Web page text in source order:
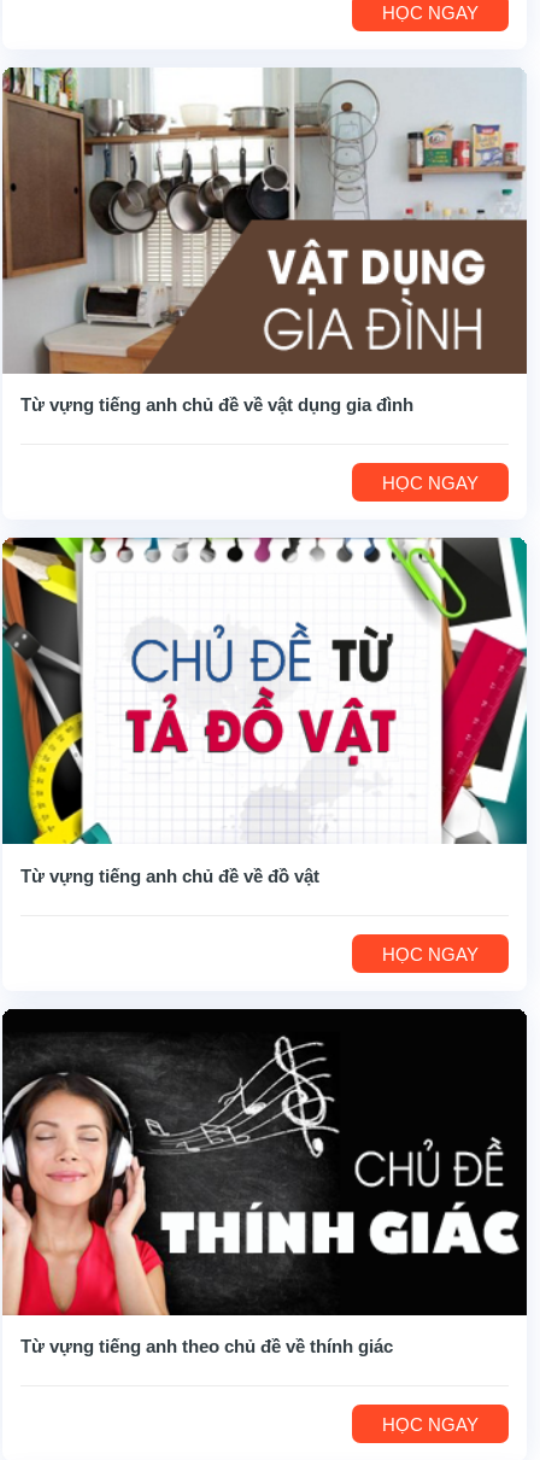
HỌC NGAY
Từ vựng tiếng anh chủ đề về vật dụng gia đình
HỌC NGAY
Từ vựng tiếng anh chủ đề về đồ vật
HỌC NGAY
Từ vựng tiếng anh theo chủ đề về thính giác
HỌC NGAY